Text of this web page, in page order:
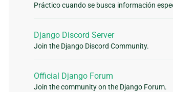
Práctico cuando se busca información
Django Discord Server
Join the Django Discord Community.
Official Django Forum
Join the community on the Django Forum.